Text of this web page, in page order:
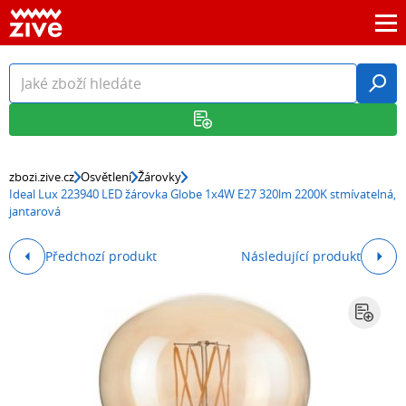
zbozi.zive.cz Osvětlení Žárovky
Ideal Lux 223940 LED žárovka Globe 1x4W E27 320lm 2200K stmívatelná,
jantarová
Předchozí produkt Následující produkt